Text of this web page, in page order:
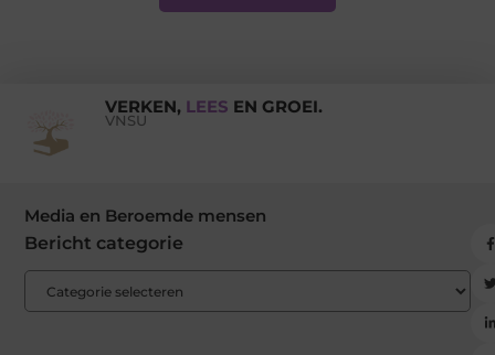
VERKEN, LEES EN GROEI.
VNSU
Media en Beroemde mensen
Bericht categorie